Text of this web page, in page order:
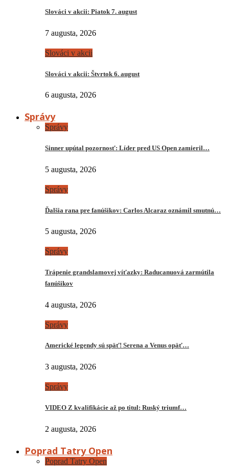
Slováci v akcii: Piatok 7. august
7 augusta, 2026
Slováci v akcii
Slováci v akcii: Štvrtok 6. august
6 augusta, 2026
Správy
Správy
Sinner upútal pozornosť: Líder pred US Open zamieril…
5 augusta, 2026
Správy
Ďalšia rana pre fanúšikov: Carlos Alcaraz oznámil smutnú…
5 augusta, 2026
Správy
Trápenie grandslamovej víťazky: Raducanuová zarmútila
fanúšikov
4 augusta, 2026
Správy
Americké legendy sú späť! Serena a Venus opäť…
3 augusta, 2026
Správy
VIDEO Z kvalifikácie až po titul: Ruský triumf…
2 augusta, 2026
Poprad Tatry Open
Poprad Tatry Open